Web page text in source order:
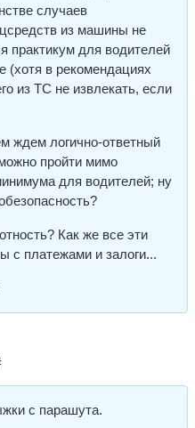
случаев
из машины не
практикум для водителей
(хотя в рекомендациях
из ТС не извлекать, если
ждем логично-ответный
пройти мимо
для водителей; ну
Как же все эти
с платежами и залоги...
с парашута.